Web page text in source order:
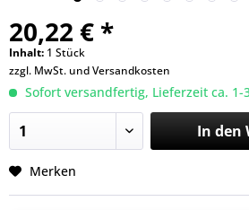
20,22 € *
Inhalt: 1 Stück
zzgl. MwSt. undVersandkosten
Sofort versandfertig, Lieferzeit ca. 1-
In den
Merken